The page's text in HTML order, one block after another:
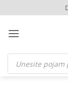
to
content
Products
search